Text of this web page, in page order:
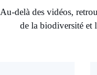
Au-delà des vidéos,
de la biodiversité et